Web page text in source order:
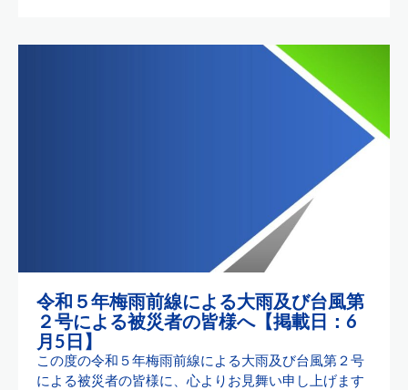
令和５年梅雨前線による大雨及び台風第
２号による被災者の皆様へ【掲載日：6
月5日】
この度の令和５年梅雨前線による大雨及び台風第２号
による被災者の皆様に、心よりお見舞い申し上げます